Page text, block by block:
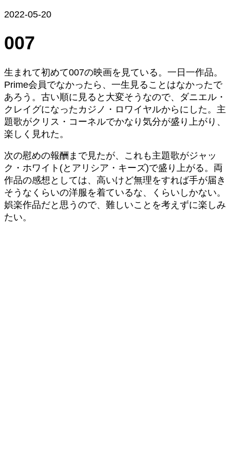
2022-05-20
007
生まれて初めて007の映画を見ている。一日一作品。
Prime会員でなかったら、一生見ることはなかったで
あろう。古い順に見ると大変そうなので、ダニエル・
クレイグになったカジノ・ロワイヤルからにした。主
題歌がクリス・コーネルでかなり気分が盛り上がり、
楽しく見れた。
次の慰めの報酬まで見たが、これも主題歌がジャッ
ク・ホワイト(とアリシア・キーズ)で盛り上がる。両
作品の感想としては、高いけど無理をすれば手が届き
そうなくらいの洋服を着ているな、くらいしかない。
娯楽作品だと思うので、難しいことを考えずに楽しみ
たい。